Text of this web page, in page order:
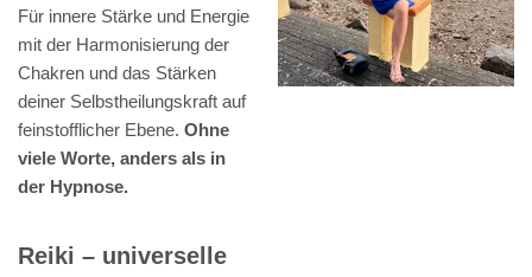
Für innere Stärke und Energie
mit der Harmonisierung der
Chakren und das Stärken
deiner Selbstheilungskraft auf
feinstofflicher Ebene. Ohne
viele Worte, anders als in
der Hypnose.
Reiki – universelle